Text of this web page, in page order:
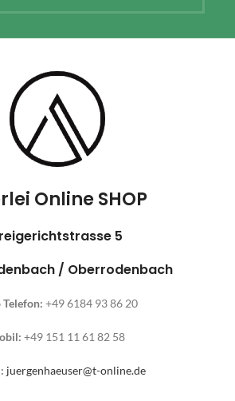
Online SHOP
5
/ Oberrodenbach
Telefon: +49 6184 93 86 20
+49 151 11 61 82 58
juergenhaeuser@t-online.de